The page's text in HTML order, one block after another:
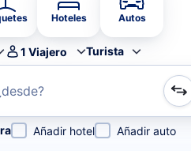
Hoteles Autos
1 Viajero Turista
por aerolínea, por ciudad o
Añadir hotel Añadir auto